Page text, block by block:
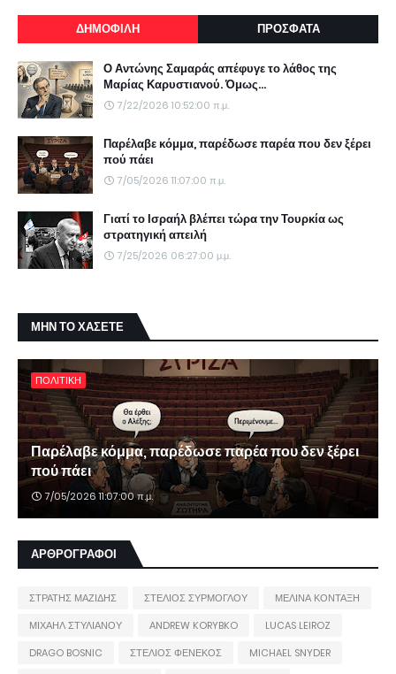
ΔΗΜΟΦΙΛΗ ΠΡΟΣΦΑΤΑ
Ο Αντώνης Σαμαράς απέφυγε το λάθος της
Μαρίας Καρυστιανού. Όμως...
7/22/2026 10:52:00 π.μ.
Παρέλαβε κόμμα, παρέδωσε παρέα που δεν ξέρει
πού πάει
7/05/2026 11:07:00 π.μ.
Γιατί το Ισραήλ βλέπει τώρα την Τουρκία ως
στρατηγική απειλή
7/25/2026 06:27:00 μ.μ.
ΜΗΝ ΤΟ ΧΑΣΕΤΕ
ΠΟΛΙΤΙΚΗ
Παρέλαβε κόμμα, παρέδωσε παρέα που δεν ξέρει
πού πάει
7/05/2026 11:07:00 π.μ.
ΑΡΘΡΟΓΡΑΦΟΙ
ΣΤΡΑΤΗΣ ΜΑΖΙΔΗΣ ΣΤΕΛΙΟΣ ΣΥΡΜΟΓΛΟΥ
ΜΕΛΙΝΑ ΚΟΝΤΑΞΗ
ΜΙΧΑΗΛ ΣΤΥΛΙΑΝΟΥ
ANDREW KORYBKO
LUCAS LEIROZ
DRAGO BOSNIC
ΣΤΕΛΙΟΣ ΦΕΝΕΚΟΣ
MICHAEL SNYDER